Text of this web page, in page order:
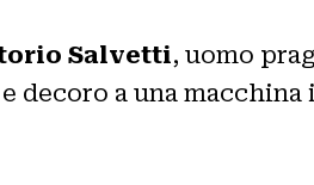
Salvetti, uomo
a una